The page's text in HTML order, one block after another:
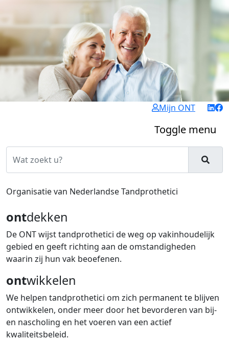
Mijn ONT
Toggle menu
Organisatie van Nederlandse Tandprothetici
ontdekken
De ONT wijst tandprothetici de weg op vakinhoudelijk
gebied en geeft richting aan de omstandigheden
waarin zij hun vak beoefenen.
ontwikkelen
We helpen tandprothetici om zich permanent te blijven
ontwikkelen, onder meer door het bevorderen van bij-
en nascholing en het voeren van een actief
kwaliteitsbeleid.